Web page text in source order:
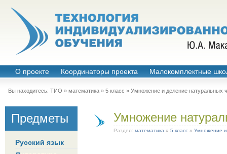
О проекте Координаторы проекта Малокомплектные
Вы находитесь: ТИО » математика » 5 класс » Умножение и деление натуральных
Предметы
Русский язык
Умножение
Раздел: математика » 5 класс » Умножение и